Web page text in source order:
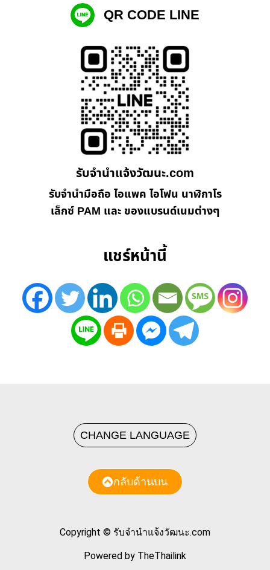
QR CODE LINE
รับจํานําแจ้งวัฒนะ.com
รับจำนำมือถือ ไอแพค ไอโฟน นาฬิกาโร
เล็กซ์ PAM และ ของแบรนด์เนมต่างๆ
แชร์หน้านี้
Copyright © รับจํานําแจ้งวัฒนะ.com
Powered by TheThailink
CHANGE LANGUAGE
กลับด้านบน